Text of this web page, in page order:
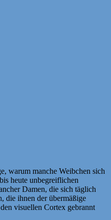
warum manche Weibchen sich
heute unbegreiflichen
Damen, die sich täglich
die ihnen der übermäßige
visuellen Cortex gebrannt